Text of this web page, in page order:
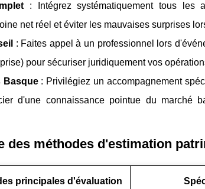
: Intégrez systématiquement tous les
net réel et éviter les mauvaises surprises
: Faites appel à un professionnel lors
pour sécuriser juridiquement vos
Basque: Privilégiez un accompagnement
d'une connaissance pointue du marché
des méthodes d'estimation
principales d'évaluation